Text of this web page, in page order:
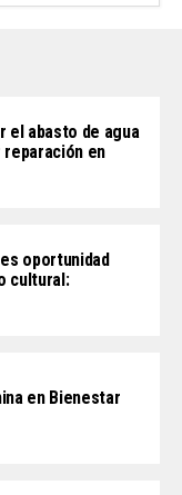
el abasto de agua
reparación en
oportunidad
cultural:
en Bienestar